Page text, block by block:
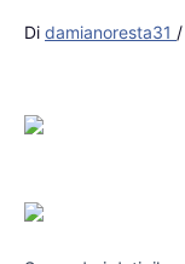
Di damianoresta31 /